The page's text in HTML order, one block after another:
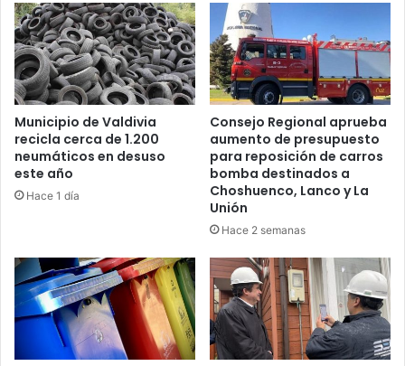
Municipio de Valdivia
recicla cerca de 1.200
neumáticos en desuso
este año
Hace 1 día
Consejo Regional aprueba
aumento de presupuesto
para reposición de carros
bomba destinados a
Choshuenco, Lanco y La
Unión
Hace 2 semanas